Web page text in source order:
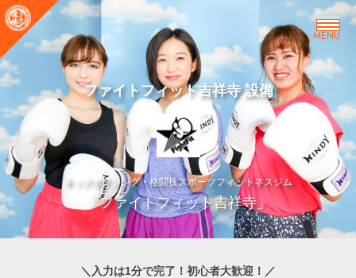
MENU
ファイトフィット吉祥寺 設備
キックボクシング・格闘技スポーツフィットネスジム
「ファイトフィット吉祥寺」
＼入力は1分で完了！初心者大歓迎！／